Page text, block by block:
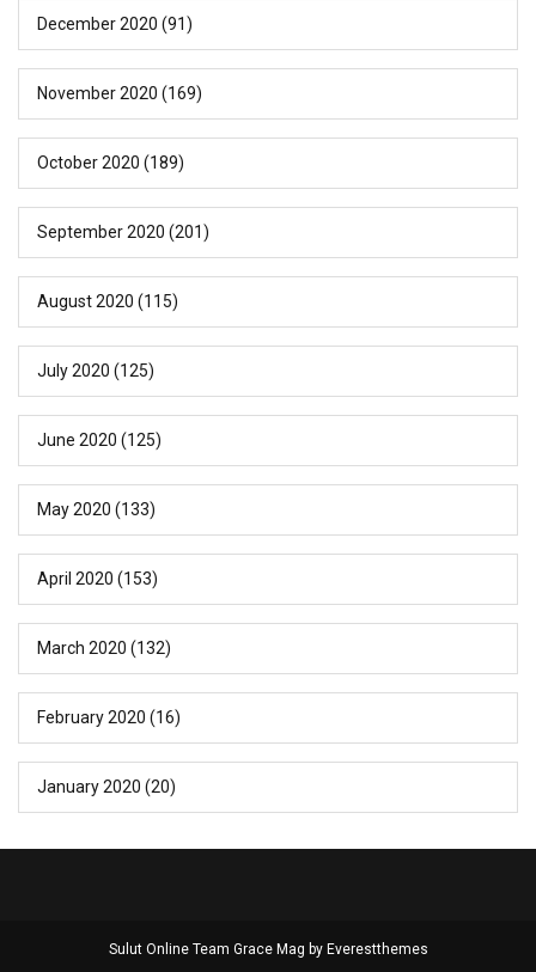
December 2020 (91)
November 2020 (169)
October 2020 (189)
September 2020 (201)
August 2020 (115)
July 2020 (125)
June 2020 (125)
May 2020 (133)
April 2020 (153)
March 2020 (132)
February 2020 (16)
January 2020 (20)
Sulut Online Team Grace Mag by Everestthemes